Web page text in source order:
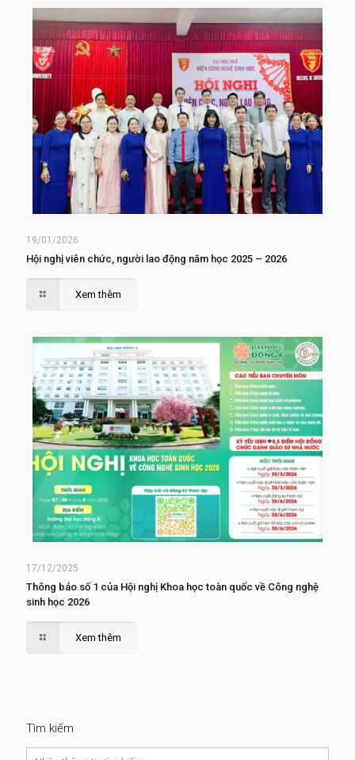
19/01/2026
Hội nghị viên chức, người lao động năm học 2025 – 2026
Xem thêm
17/12/2025
Thông báo số 1 của Hội nghị Khoa học toàn quốc về Công nghệ
sinh học 2026
Xem thêm
Tìm kiếm